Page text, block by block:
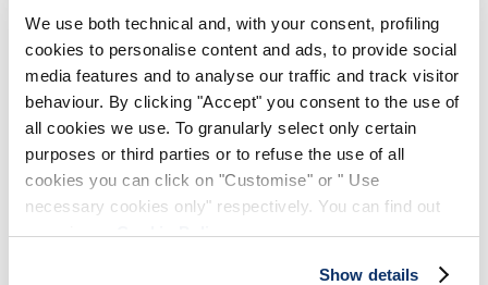
We use both technical and, with your consent, profiling
cookies to personalise content and ads, to provide social
media features and to analyse our traffic and track visitor
behaviour. By clicking "Accept" you consent to the use of
all cookies we use. To granularly select only certain
purposes or third parties or to refuse the use of all
cookies you can click on "Customise" or " Use
necessary cookies only" respectively. You can find out
more in ourCookie Policy.
Show details
NOTES DE STYLE
Le bomber en sherpa enveloppe comme un câlin, fabriqué en
tissu de fausse fourrure bouclée qui réplique de manière
écologique et sans cruauté l’aspect du shearling. La coupe
est oversize, tout comme les détails des poches, tandis que la
doublure intérieure est en nylon ton sur ton.